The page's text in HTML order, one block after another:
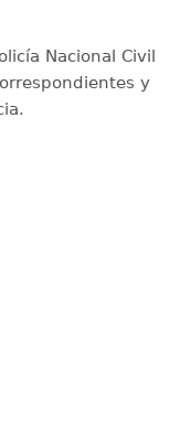
Nacional Civil
y